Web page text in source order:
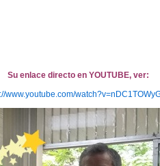
Su enlace directo en YOUTUBE, ver:
www.youtube.com/